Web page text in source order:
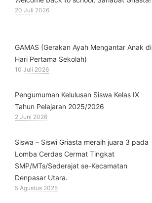
20 Juli 2026
GAMAS (Gerakan Ayah Mengantar Anak di
Hari Pertama Sekolah)
10 Juli 2026
Pengumuman Kelulusan Siswa Kelas IX
Tahun Pelajaran 2025/2026
2 Juni 2026
Siswa – Siswi Griasta meraih juara 3 pada
Lomba Cerdas Cermat Tingkat
SMP/MTs/Sederajat se-Kecamatan
Denpasar Utara.
5 Agustus 2025